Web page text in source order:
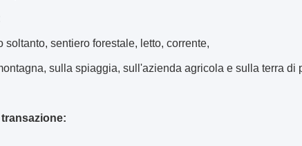
soltanto, sentiero forestale, letto, corrente,
sulla spiaggia, sull'azienda agricola e sulla terra di